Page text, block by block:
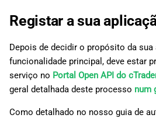
Registar a sua
Depois de decidir o propósito da
funcionalidade principal, deve estar
serviço no Portal Open API do
geral detalhada deste processo num
Como detalhado no nosso guia de